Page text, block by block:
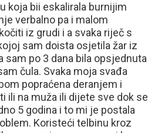
koja bii eskalirala burnijim
verbalno pa i malom
iz grudi i a svaka riječ s
sam doista osjetila žar iz
sam po 3 dana bila opsjednuta
čula. Svaka moja svađa
popraćena deranjem i
ili na muža ili dijete sve dok se
5 godina i to mi je postala
Koristeći telbinu kroz